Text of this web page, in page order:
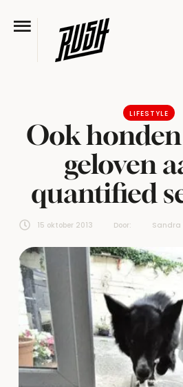
LIFESTYLE
Ook
geloven
quantified
15 oktober 2013 Door: Sandra